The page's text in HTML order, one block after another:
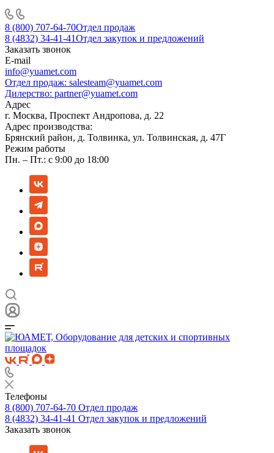
8 (800) 707-64-70Отдел продаж
8 (4832) 34-41-41Отдел закупок и предложений
Заказать звонок
E-mail
info@yuamet.com
Отдел продаж: salesteam@yuamet.com
Дилерство: partner@yuamet.com
Адрес
г. Москва, Проспект Андропова, д. 22
Адрес производства:
Брянский район, д. Толвинка, ул. Толвинская, д. 47Г
Режим работы
Пн. – Пт.: с 9:00 до 18:00
Телефоны
8 (800) 707-64-70 Отдел продаж
8 (4832) 34-41-41 Отдел закупок и предложений
Заказать звонок